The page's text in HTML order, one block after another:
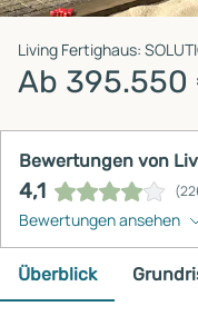
Living Fertighaus:
Ab 395.550
Bewertungen von
4,1
Bewertungen ansehen
Überblick